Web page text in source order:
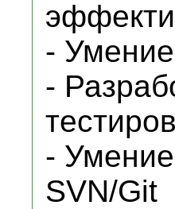
-
-
-
SVN/Git